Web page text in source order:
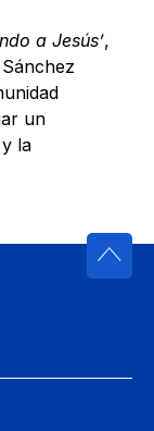
a Jesús’,
un
la